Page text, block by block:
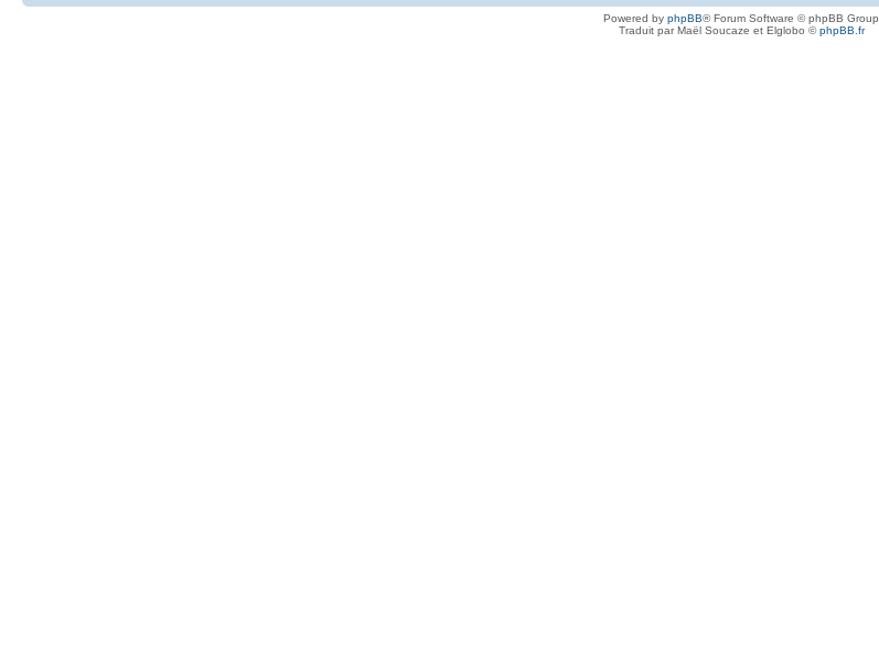
Powered by phpBB® Forum Software © phpBB Group
Traduit par Maël Soucaze et Elglobo ©phpBB.fr